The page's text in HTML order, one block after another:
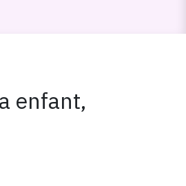
enfant,